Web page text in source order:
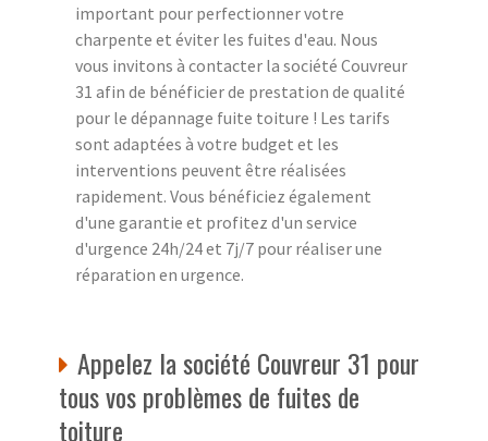
important pour perfectionner votre
charpente et éviter les fuites d'eau. Nous
vous invitons à contacter la société Couvreur
31 afin de bénéficier de prestation de qualité
pour le dépannage fuite toiture ! Les tarifs
sont adaptées à votre budget et les
interventions peuvent être réalisées
rapidement. Vous bénéficiez également
d'une garantie et profitez d'un service
d'urgence 24h/24 et 7j/7 pour réaliser une
réparation en urgence.
Appelez la société Couvreur 31 pour
tous vos problèmes de fuites de
toiture